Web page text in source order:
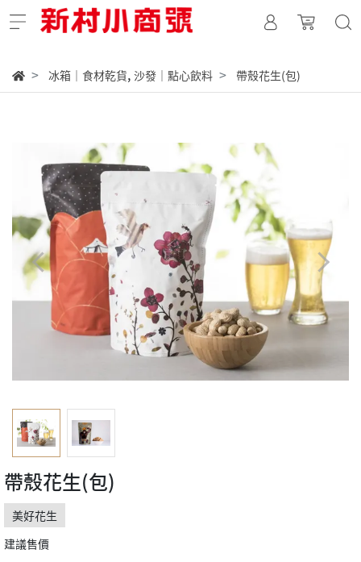
冰箱｜食材乾貨, 沙發｜點心飲料 帶殼花生(包)
帶殼花生(包)
美好花生
建議售價